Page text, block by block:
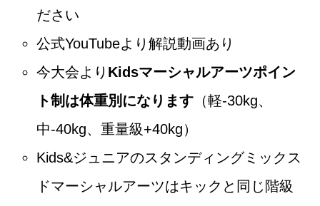
ださい
公式YouTubeより解説動画あり
今大会より Kidsマーシャルアーツポイン
ト制は体重別になります（軽-30kg、
中-40kg、重量級+40kg）
Kids&ジュニアのスタンディングミックス
ドマーシャルアーツはキックと同じ階級